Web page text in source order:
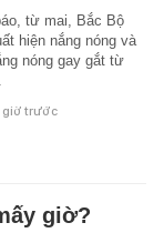
từ mai, Bắc Bộ
hiện nắng nóng và
nóng gay gắt từ
giờ trước
giờ?